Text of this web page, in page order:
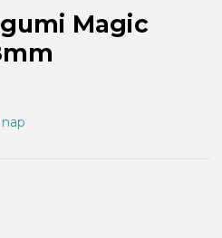
Magic